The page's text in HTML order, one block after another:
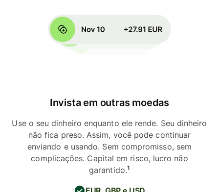
Invista em outras moedas
Use o seu dinheiro enquanto ele rende. Seu dinheiro
não fica preso. Assim, você pode continuar
enviando e usando. Sem compromisso, sem
complicações. Capital em risco, lucro não
garantido.1